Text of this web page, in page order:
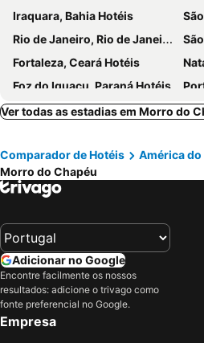
Iraquara, Bahia Hotéis
Rio de Janeiro, Rio de Janeiro Hotéis
Fortaleza, Ceará Hotéis
Foz do Iguaçu, Paraná Hotéis
Salvador, Bahia Hotéis
Ver todas as estadias em Morro do
Comparador de Hotéis América do
Morro do Chapéu
Adicionar no Google
Encontre facilmente os nossos
resultados: adicione o trivago como
fonte preferencial no Google.
Empresa